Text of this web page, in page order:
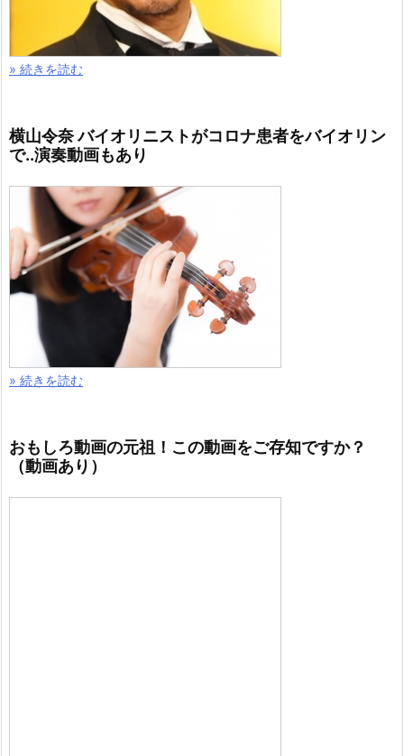
» 続きを読む
横山令奈 バイオリニストがコロナ患者をバイオリン
で..演奏動画もあり
» 続きを読む
おもしろ動画の元祖！この動画をご存知ですか？
（動画あり）